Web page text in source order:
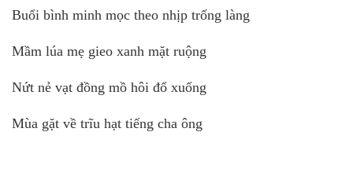
Buổi bình minh mọc theo nhịp trống làng
Mầm lúa mẹ gieo xanh mặt ruộng
Nứt nẻ vạt đồng mồ hôi đổ xuống
Mùa gặt về trĩu hạt tiếng cha ông